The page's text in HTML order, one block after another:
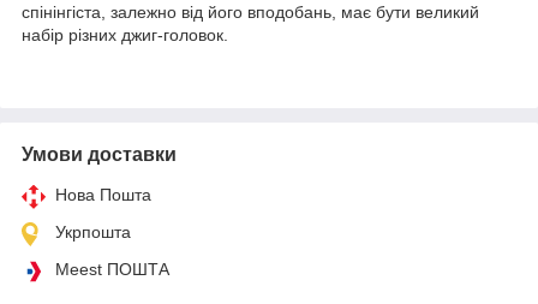
спінінгіста, залежно від його вподобань, має бути великий
набір різних джиг-головок.
Умови доставки
Нова Пошта
Укрпошта
Meest ПОШТА